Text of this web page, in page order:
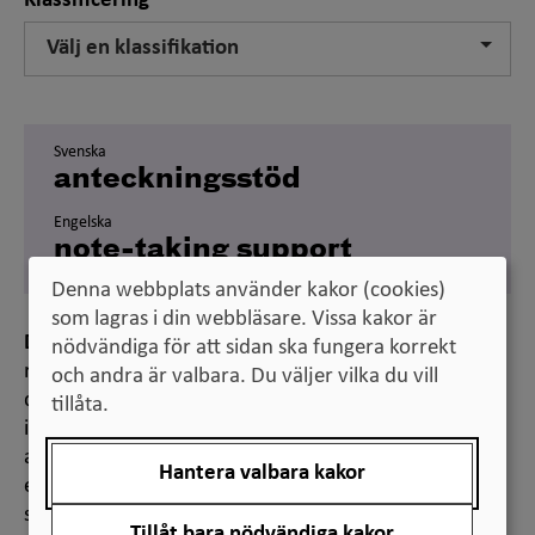
Välj en klassifikation
Svenska
anteckningsstöd
Engelska
note-taking support
Definition
riktat pedagogiskt stöd till studenter med
dokumenterad varaktig funktionsnedsättning som
innebär att studenterna antingen får ta del av
anteckningar som förs av en annan student (vanligen
en kurskamrat) vilken arvoderas för sin insats eller
själva använder ett tekniskt anteckningshjälpmedel
Denna webbplats använder kakor (cookies)
som lagras i din webbläsare. Vissa kakor är
nödvändiga för att sidan ska fungera korrekt
och andra är valbara. Du väljer vilka du vill
tillåta.
Hantera valbara kakor